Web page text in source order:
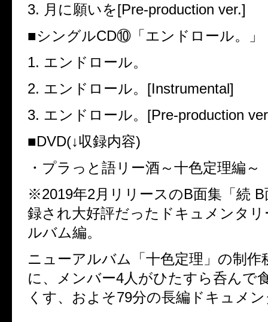
3. 月に願いを[Pre-production ver.]
■シングルCD⑩「エンドロール。」
1. エンドロール。
2. エンドロール。 [Instrumental]
3. エンドロール。 [Pre-production
■DVD(↓収録内容)
・プラっと語リー酒～十色定理編～
※2019年2月リリースのB面集「続 B
録され大好評だったドキュメンタ
ルバム編。
ニューアルバム「十色定理」の制作
に、メンバー4人がひたすら呑んで
くす、およそ79分の長編ドキュメ